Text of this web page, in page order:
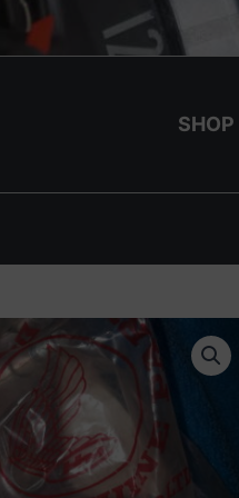
SHOP